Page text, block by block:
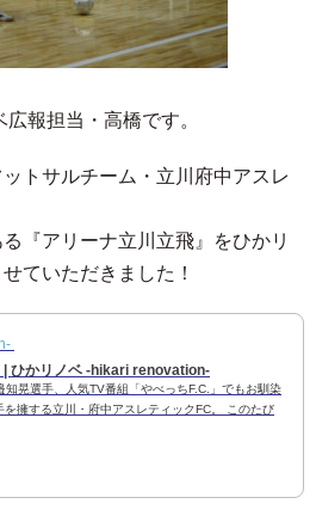
報担当・高橋です。
トサルチーム・立川府中アスレ
『アリーナ立川立飛』をひかリ
ていただきました！
| ひかリノベ -hikari renovation-
晃選手、人気TV番組「やべっちF.C.」でもお馴染
擁する立川・府中アスレティックFC。 このたび